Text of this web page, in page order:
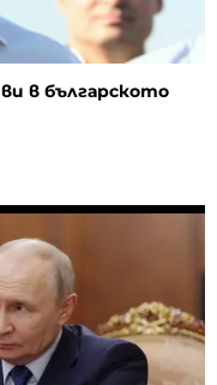
в българското